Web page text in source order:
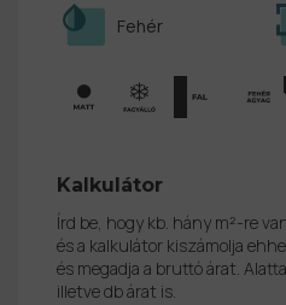
Fehér
Kalkulátor
Írd be, hogy kb. hány m²-re
és a kalkulátor kiszámolja
és megadja a bruttó árat.
illetve db árat is.